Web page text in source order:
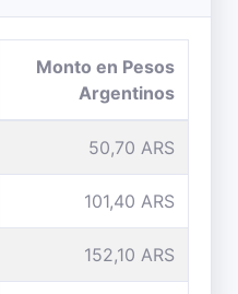
Monto en Pesos
Argentinos
50,70 ARS
101,40 ARS
152,10 ARS